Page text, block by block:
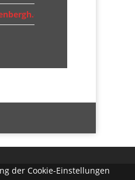
der Cookie-Einstellungen